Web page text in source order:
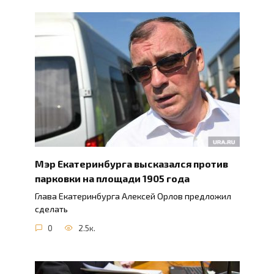
Мэр Екатеринбурга высказался против
парковки на площади 1905 года
Глава Екатеринбурга Алексей Орлов предложил
сделать
0 2.5к.